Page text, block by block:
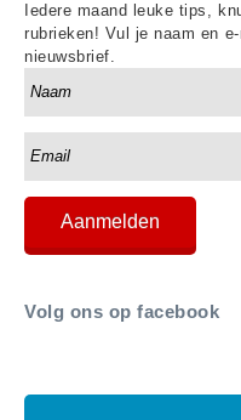
Iedere maand leuke tips,
rubrieken! Vul je naam en
nieuwsbrief.
Volg ons op facebook